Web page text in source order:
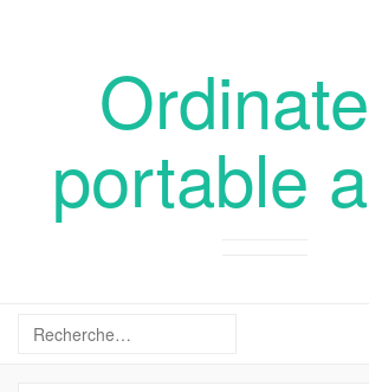
portable